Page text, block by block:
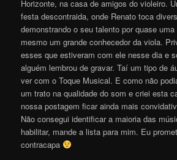
Horizonte, na casa de amigos do violeiro.
festa descontraida, onde Renato toca
demonstrando o seu talento por quase
mesmo um grande conhecedor da viola.
esses que estiveram com ele nesse dia e
alguém lembrou de gravar. Taí um tipo de
ver com o Toque Musical. E como não
um trato na qualidade do som e criei esta
nossa postagem ficar ainda mais
Não consegui identificar a maioria das
habilitar, mande a lista para mim. Eu
contracapa